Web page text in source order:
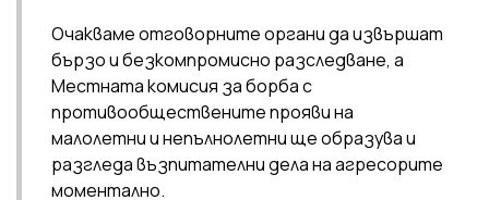
Очакваме отговорните органи да извършат
бързо и безкомпромисно разследване, а
Местната комисия за борба с
противообществените прояви на
малолетни и непълнолетни ще образува и
разгледа възпитателни дела на агресорите
моментално.